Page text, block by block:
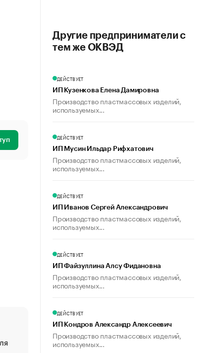
«От спорта тело стареет иначе». Как живет глава
Другие предприниматели с
тем же ОКВЭД
ДЕЙСТВУЕТ
ИП Кузенкова Елена Дамировна
Производство пластмассовых изделий,
используемых...
ДЕЙСТВУЕТ
ИП Мусин Ильдар Рифхатович
Производство пластмассовых изделий,
используемых...
ДЕЙСТВУЕТ
ИП Иванов Сергей Александрович
Производство пластмассовых изделий,
используемых...
ДЕЙСТВУЕТ
ИП Файзуллина Алсу Фидановна
Производство пластмассовых изделий,
используемых...
ДЕЙСТВУЕТ
ИП Кондров Александр Алексеевич
Производство пластмассовых изделий,
используемых...